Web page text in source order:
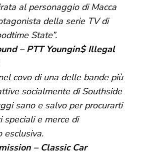
al personaggio di Macca
della serie TV di
State”.
– PTT Youngin$ Illegal
covo di una delle bande più
socialmente di Southside
sano e salvo per procurarti
speciali e merce di
esclusiva.
– Classic Car